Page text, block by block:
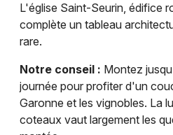
L'église Saint-Seurin, édifice
complète un tableau
rare.
Notre conseil : Montez
journée pour profiter d'un
Garonne et les vignobles. La
coteaux vaut largement les